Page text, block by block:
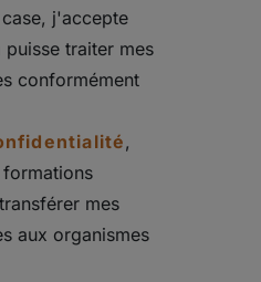
j'accepte
puisse traiter mes
conformément
,
mes
aux organismes